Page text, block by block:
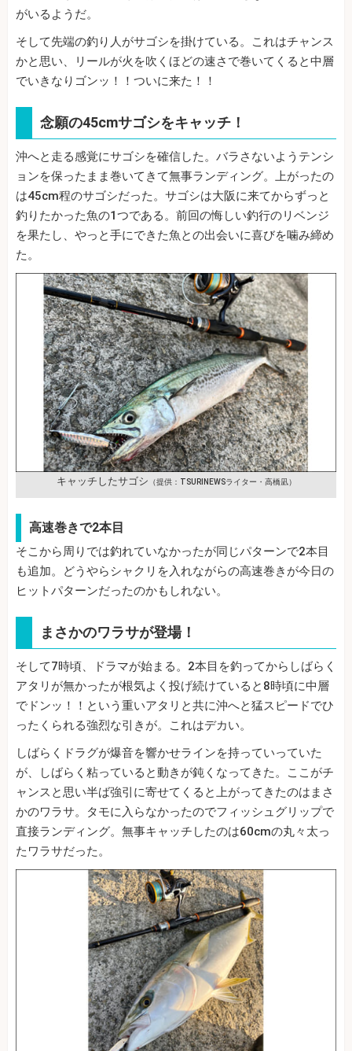
がいるようだ。
そして先端の釣り人がサゴシを掛けている。これはチャンス
かと思い、リールが火を吹くほどの速さで巻いてくると中層
でいきなりゴンッ！！ついに来た！！
念願の45cmサゴシをキャッチ！
沖へと走る感覚にサゴシを確信した。バラさないようテンシ
ョンを保ったまま巻いてきて無事ランディング。上がったの
は45cm程のサゴシだった。サゴシは大阪に来てからずっと
釣りたかった魚の1つである。前回の悔しい釣行のリベンジ
を果たし、やっと手にできた魚との出会いに喜びを噛み締め
た。
キャッチしたサゴシ （提供：TSURINEWSライター・高橋凪）
高速巻きで2本目
そこから周りでは釣れていなかったが同じパターンで2本目
も追加。どうやらシャクリを入れながらの高速巻きが今日の
ヒットパターンだったのかもしれない。
まさかのワラサが登場！
そして7時頃、ドラマが始まる。2本目を釣ってからしばらく
アタリが無かったが根気よく投げ続けていると8時頃に中層
でドンッ！！という重いアタリと共に沖へと猛スピードでひ
ったくられる強烈な引きが。これはデカい。
しばらくドラグが爆音を響かせラインを持っていっていた
が、しばらく粘っていると動きが鈍くなってきた。ここがチ
ャンスと思い半ば強引に寄せてくると上がってきたのはまさ
かのワラサ。タモに入らなかったのでフィッシュグリップで
直接ランディング。無事キャッチしたのは60cmの丸々太っ
たワラサだった。